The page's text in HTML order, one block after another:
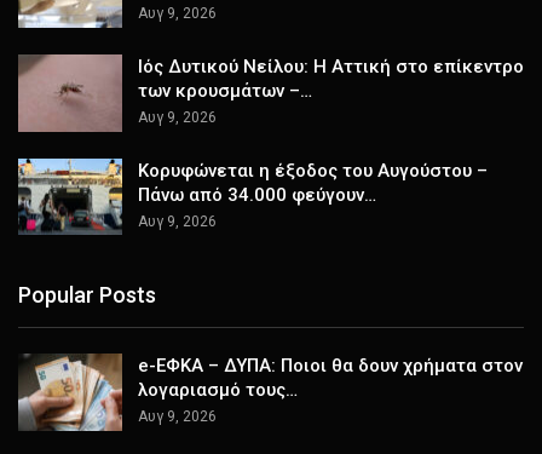
Αυγ 9, 2026
Ιός Δυτικού Νείλου: Η Αττική στο επίκεντρο
των κρουσμάτων –…
Αυγ 9, 2026
Κορυφώνεται η έξοδος του Αυγούστου –
Πάνω από 34.000 φεύγουν…
Αυγ 9, 2026
Popular Posts
e-ΕΦΚΑ – ΔΥΠΑ: Ποιοι θα δουν χρήματα στον
λογαριασμό τους…
Αυγ 9, 2026